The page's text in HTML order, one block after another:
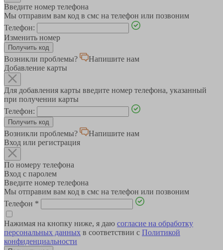
Введите номер телефона
Мы отправим вам код в смс на телефон или позвоним
Телефон:
Изменить номер
Возникли проблемы?
Напишите нам
Добавление карты
Для добавления карты введите номер телефона, указанный
при получении карты
Телефон:
Возникли проблемы?
Напишите нам
Вход или регистрация
По номеру телефона
Вход с паролем
Введите номер телефона
Мы отправим вам код в смс на телефон или позвоним
Телефон *
Нажимая на кнопку ниже, я даю согласие на обработку
персональных данных в соответствии с Политикой
конфиденциальности